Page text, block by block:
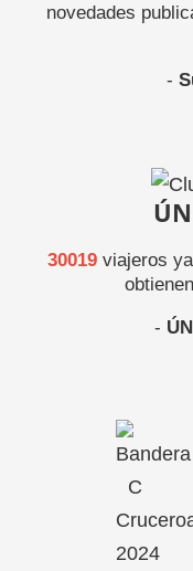
novedades
-
30019viajeros
-